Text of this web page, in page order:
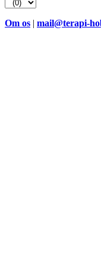
Om os | mail@terapi-